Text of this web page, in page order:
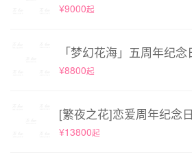
¥9000起
「梦幻花海」五周年纪
¥8800起
[繁夜之花]恋爱周年纪念
¥13800起